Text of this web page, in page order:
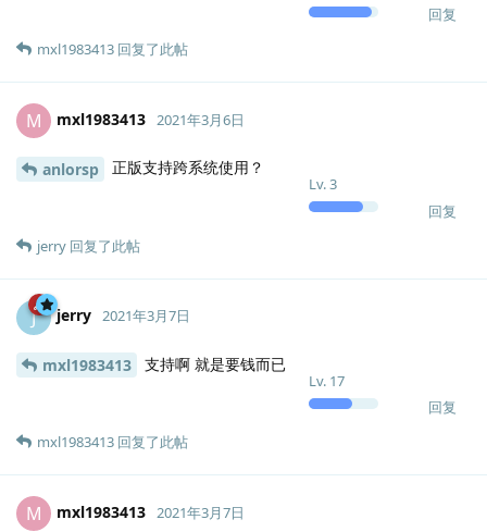
回复
mxl1983413 回复了此帖
M mxl1983413
Lv.3
2021年3月6日
anlorsp 正版支持跨系统使用？
回复
jerry 回复了此帖
J jerry
Lv. 17
2021年3月7日
mxl1983413 支持啊 就是要钱而已
回复
mxl1983413 回复了此帖
M mxl1983413 2021年3月7日